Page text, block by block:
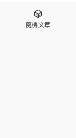

隨機文章